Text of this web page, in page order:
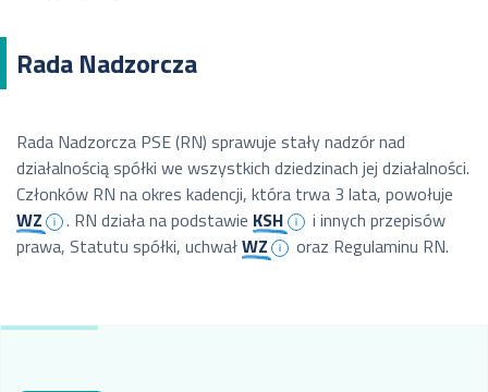
Rada Nadzorcza
Rada Nadzorcza PSE (RN) sprawuje stały nadzór nad
działalnością spółki we wszystkich dziedzinach jej działalności.
Członków RN na okres kadencji, która trwa 3 lata, powołuje
WZ
. RN działa na podstawie KSH
i innych przepisów
prawa, Statutu spółki, uchwałWZ oraz Regulaminu RN.